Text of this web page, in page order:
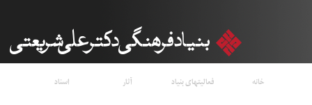
خانه فعالیتهای بنیاد آثار
اسناد